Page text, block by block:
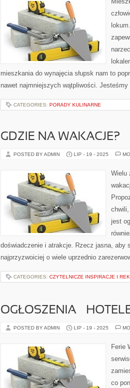
mieszkania do wynajęcia słupsk nam to
nawet najmniejszych wątpliwości.
CATEGORIES: PORADY KULINARNE
GDZIE NA WAKACJE?
POSTED BY ADMIN LIP - 19 - 2025
Wielu
jest
doświadczenie i atrakcje. Rzecz jasna, aby
najprzyzwoiciej o wiele uprzednio
CATEGORIES: CZYTELNICZE INSPIRACJE I
OGŁOSZENIA –
POSTED BY ADMIN LIP - 19 - 2025
Ferie
co